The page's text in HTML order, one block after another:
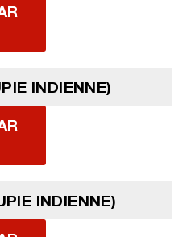
INDIENNE)
INDIENNE)